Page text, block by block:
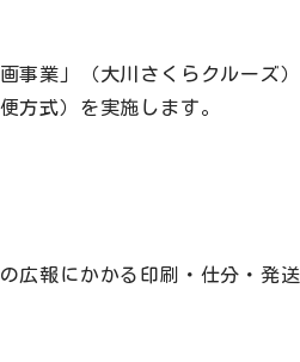
事業」（大川さくらクルーズ
方式）を実施します。
広報にかかる印刷・仕分・発